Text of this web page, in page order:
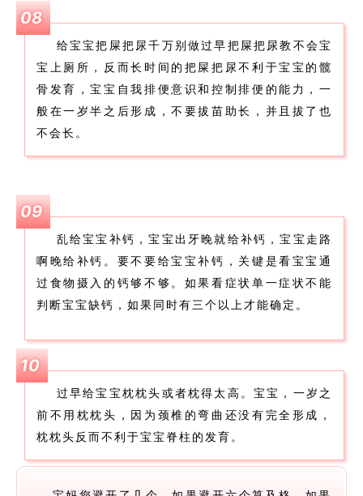
08
给宝宝把屎把尿千万别做过早把屎把尿教不会宝
宝上厕所，反而长时间的把屎把尿不利于宝宝的髋
骨发育，宝宝自我排便意识和控制排便的能力，一
般在一岁半之后形成，不要拔苗助长，并且拔了也
不会长。
09
乱给宝宝补钙，宝宝出牙晚就给补钙，宝宝走路
啊晚给补钙。要不要给宝宝补钙，关键是看宝宝通
过食物摄入的钙够不够。如果看症状单一症状不能
判断宝宝缺钙，如果同时有三个以上才能确定。
10
过早给宝宝枕枕头或者枕得太高。宝宝，一岁之
前不用枕枕头，因为颈椎的弯曲还没有完全形成，
枕枕头反而不利于宝宝脊柱的发育。